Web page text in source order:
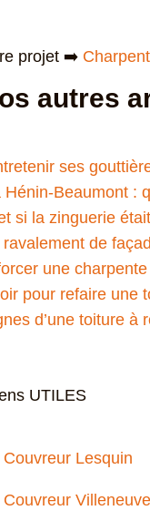
projet ➡️
autres
ses
Hénin-Beaumont :
si la zinguerie
de
une
pour refaire une
d’une toiture à
UTILES
Couvreur Lesquin
Couvreur